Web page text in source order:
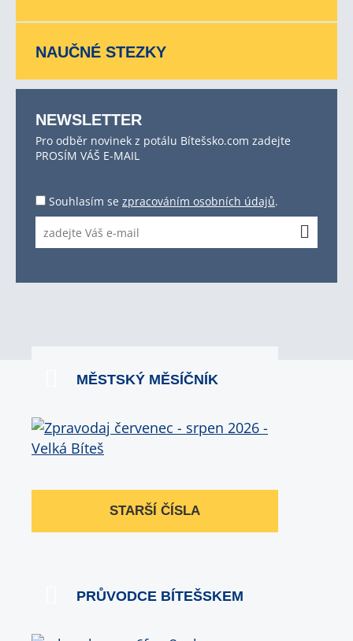
NAUČNÉ STEZKY
NEWSLETTER
Pro odběr novinek z potálu Bítešsko.com zadejte
PROSÍM VÁŠ E-MAIL
Souhlasím se zpracováním osobních údajů.
MĚSTSKÝ MĚSÍČNÍK
STARŠÍ ČÍSLA
PRŮVODCE BÍTEŠSKEM